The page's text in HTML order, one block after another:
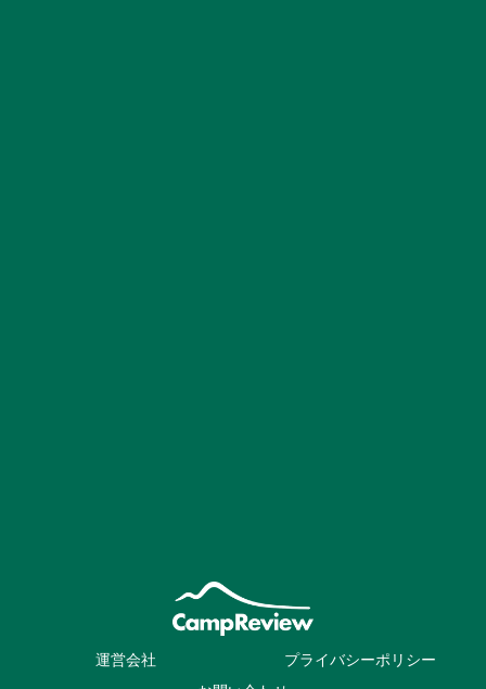
運営会社
プライバシーポリシー